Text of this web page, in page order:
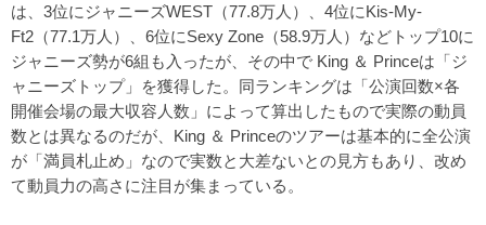
は、3位にジャニーズWEST（77.8万人）、4位にKis-My-
Ft2（77.1万人）、6位にSexy Zone（58.9万人）などトップ10に
ジャニーズ勢が6組も入ったが、その中で King ＆ Princeは「ジ
ャニーズトップ」を獲得した。同ランキングは「公演回数×各
開催会場の最大収容人数」によって算出したもので実際の動員
数とは異なるのだが、King ＆ Princeのツアーは基本的に全公演
が「満員札止め」なので実数と大差ないとの見方もあり、改め
て動員力の高さに注目が集まっている。